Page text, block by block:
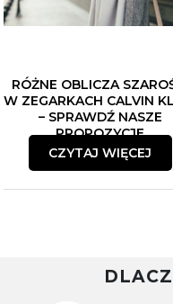
RÓŻNE OBLICZA
W ZEGARKACH CALVIN
– SPRAWDŹ NASZE
PROPOZYCJE
CZYTAJ WIĘCEJ